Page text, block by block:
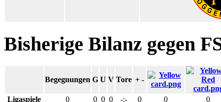
Bisherige Bilanz gegen
Begegnungen G U V Tore + -
Ligaspiele 0 0 0 0 -:- 0 0
0